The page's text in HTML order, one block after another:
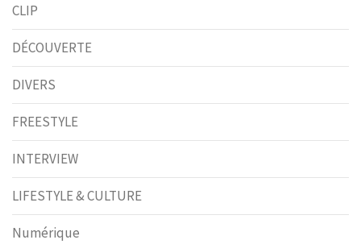
CLIP
DÉCOUVERTE
DIVERS
FREESTYLE
INTERVIEW
LIFESTYLE & CULTURE
Numérique